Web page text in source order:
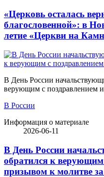
«Церковь осталась
благословенной»: в
летие «Церкви на
В День России
верующим с поздравлением
В России
Информация о материале
2026-06-11
В День России
обратился к
призывом к молитве